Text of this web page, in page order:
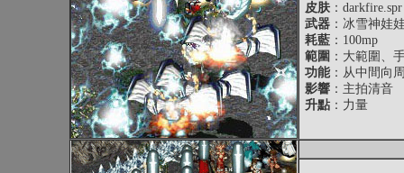
皮肤 ：darkfire.spr
武器 ：冰雪神娃
耗藍 ：100mp
範圍 ：大範圍、
功能：从中間向
影響 ：主拍清音
升點 ：力量